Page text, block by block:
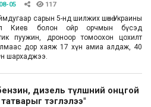
05 117
сарын 5-нд шилжих шөнө Украины
Киев болон ойр орчмын бүсэд
пуужин, дроноор томоохон цохилт
дор хаяж 17 хүн амиа алдаж, 40
шархаджээ.
дизель түлшний онцгой
тэглэлээ"